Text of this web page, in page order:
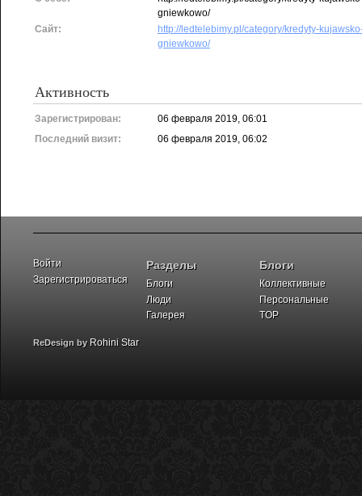
gniewkowo/
Сайт:
http://ledtelebimy.pl/category/kredyty-
gniewkowo/
Активность
Зарегистрирован:
06 февраля 2019, 06:01
Последний визит:
06 февраля 2019, 06:02
Войти
Зарегистрироваться
Разделы
Блоги
Люди
Галерея
Блоги
Коллективные
Персональные
TOP
ReDesign byRohini Star